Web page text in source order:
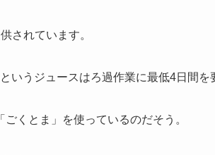
されています。
いうジュースはろ過作業に最低4日間を
くとま」を使っているのだそう。